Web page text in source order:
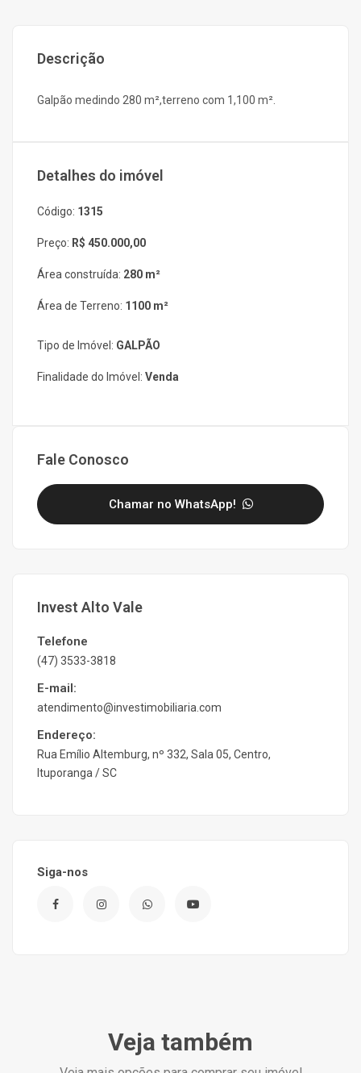
Descrição
Galpão medindo 280 m²,terreno com 1,100 m².
Detalhes do imóvel
Código: 1315
Preço: R$ 450.000,00
Área construída: 280 m²
Área de Terreno: 1100 m²
Tipo de Imóvel: GALPÃO
Finalidade do Imóvel: Venda
Fale Conosco
Chamar no WhatsApp!
Invest Alto Vale
Telefone
(47) 3533-3818
E-mail:
atendimento@investimobiliaria.com
Endereço:
Rua Emílio Altemburg, nº 332, Sala 05, Centro,
Ituporanga / SC
Siga-nos
Veja também